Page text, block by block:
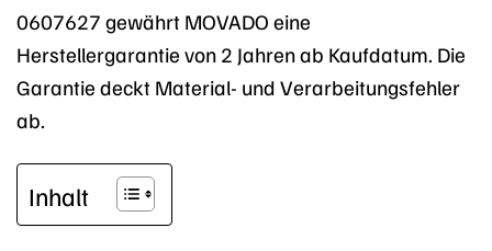
0607627 gewährt MOVADO eine
Herstellergarantie von 2 Jahren ab Kaufdatum. Die
Garantie deckt Material- und Verarbeitungsfehler
ab.
Inhalt